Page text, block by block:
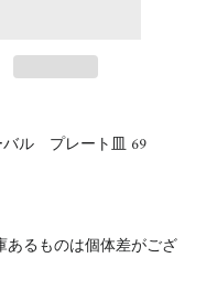
ル プレート皿 69
るものは個体差がござ